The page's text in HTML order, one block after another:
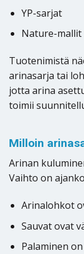
YP-sarjat
Nature-mallit
Tuotenimistä
arinasarja tai
jotta arina
toimii
Milloin
Arinan
Vaihto on
Arinalohkot
Sauvat ovat
Palaminen